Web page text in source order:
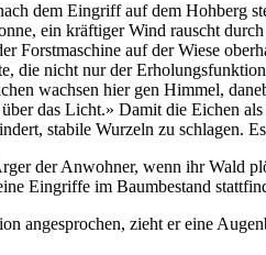
dem Eingriff auf dem Hohberg
ein kräftiger Wind rauscht
Forstmaschine auf der Wiese
die nicht nur der
wachsen hier gen Himmel,
das Licht.» Damit die Eichen
stabile Wurzeln zu schlagen.
der Anwohner, wenn ihr Wald
Eingriffe im Baumbestand
angesprochen, zieht er eine